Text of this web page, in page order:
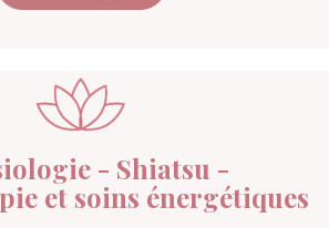
- Shiatsu -
et soins énergétiques